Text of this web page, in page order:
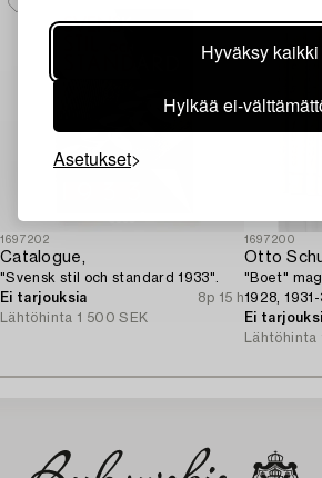
Hyväksy kaikki
Hylkää ei-
Asetukset
1697202
Catalogue,
"Svensk stil och standard 1933".
Ei tarjouksia
8p 15 h
Lähtöhinta 1 500 SEK
1697200
Otto
"Boet"
1928,
"Nya
publication.
Ei
Lähtöhinta